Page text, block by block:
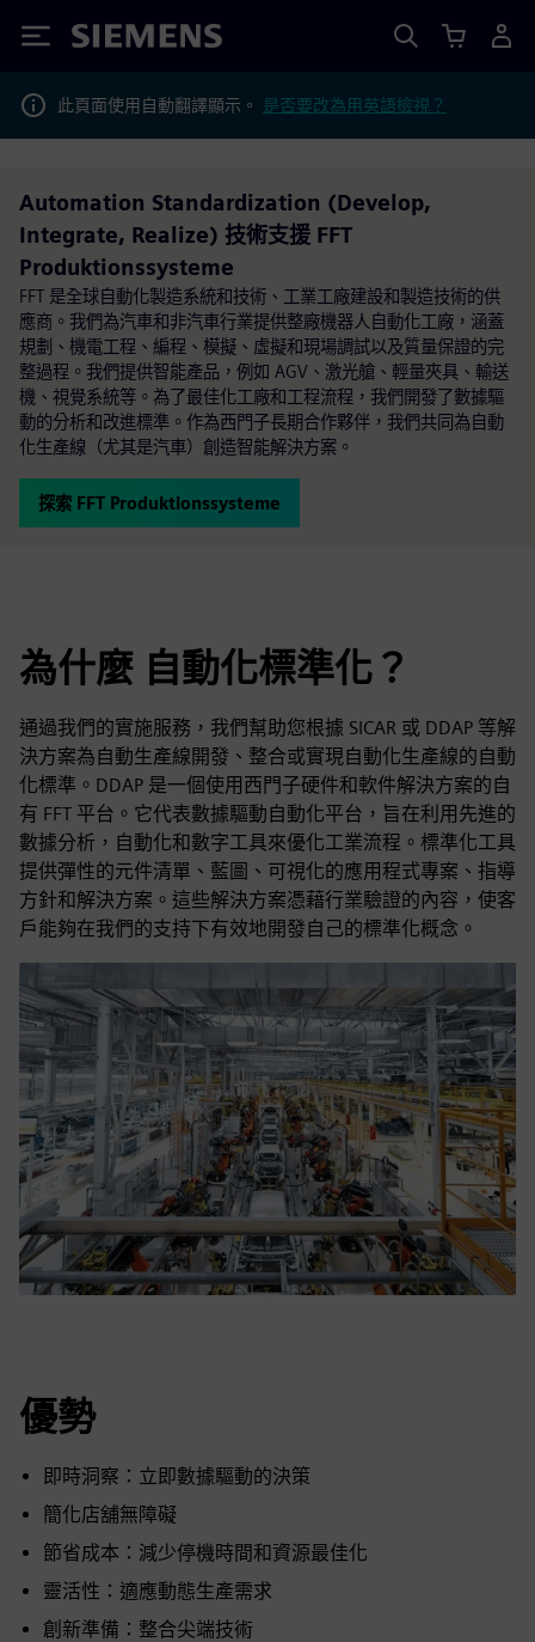
Siemens
此頁面使用自動翻譯顯示。 是否要改為用英語檢視？
Automation Standardization (Develop,
Integrate, Realize) 技術支援 FFT
Produktionssysteme
FFT 是全球自動化製造系統和技術、工業工廠建設和製造技術的供
應商。我們為汽車和非汽車行業提供整廠機器人自動化工廠，涵蓋
規劃、機電工程、編程、模擬、虛擬和現場調試以及質量保證的完
整過程。我們提供智能產品，例如 AGV、激光艙、輕量夾具、輸送
機、視覺系統等。為了最佳化工廠和工程流程，我們開發了數據驅
動的分析和改進標準。作為西門子長期合作夥伴，我們共同為自動
化生產線（尤其是汽車）創造智能解決方案。
探索 FFT Produktionssysteme
為什麼 自動化標準化？
通過我們的實施服務，我們幫助您根據 SICAR 或 DDAP 等解
決方案為自動生產線開發、整合或實現自動化生產線的自動
化標準。DDAP 是一個使用西門子硬件和軟件解決方案的自
有 FFT 平台。它代表數據驅動自動化平台，旨在利用先進的
數據分析，自動化和數字工具來優化工業流程。標準化工具
提供彈性的元件清單、藍圖、可視化的應用程式專案、指導
方針和解決方案。這些解決方案憑藉行業驗證的內容，使客
戶能夠在我們的支持下有效地開發自己的標準化概念。
優勢
即時洞察：立即數據驅動的決策
簡化店舖無障礙
節省成本：減少停機時間和資源最佳化
靈活性：適應動態生產需求
創新準備：整合尖端技術